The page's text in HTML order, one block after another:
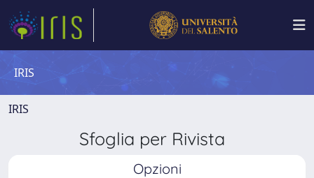
IRIS
IRIS
Sfoglia per Rivista
Opzioni